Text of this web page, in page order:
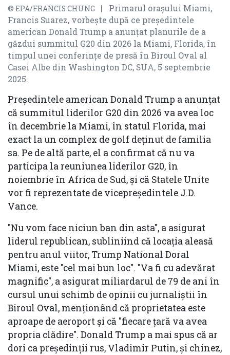
© EPA/FRANCIS CHUNG
| Primarul orașului Miami,
Francis Suarez, vorbește după ce președintele
american Donald Trump a anunțat planurile de a
găzdui summitul G20 din 2026 la Miami, Florida, în
timpul unei conferințe de presă în Biroul Oval al
Casei Albe din Washington DC, SUA, 5 septembrie
2025.
Președintele american Donald Trump a anunțat
că summitul liderilor G20 din 2026 va avea loc
în decembrie la Miami, în statul Florida, mai
exact la un complex de golf deținut de familia
sa. Pe de altă parte, el a confirmat că nu va
participa la reuniunea liderilor G20, în
noiembrie în Africa de Sud, și că Statele Unite
vor fi reprezentate de vicepreședintele J.D.
Vance.
"Nu vom face niciun ban din asta", a asigurat
liderul republican, subliniind că locația aleasă
pentru anul viitor, Trump National Doral
Miami, este "cel mai bun loc". "Va fi cu adevărat
magnific", a asigurat miliardarul de 79 de ani în
cursul unui schimb de opinii cu jurnaliștii în
Biroul Oval, menționând că proprietatea este
aproape de aeroport și că "fiecare țară va avea
propria clădire". Donald Trump a mai spus că ar
dori ca președinții rus, Vladimir Putin, și chinez,